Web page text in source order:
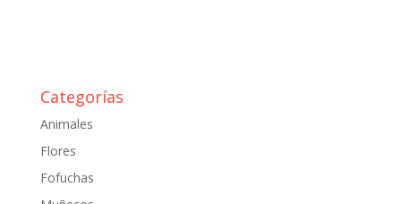
Categorías
Animales
Flores
Fofuchas